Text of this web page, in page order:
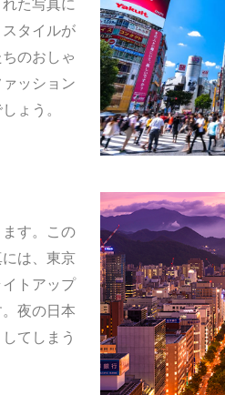
た写真に
タイルが
のおしゃ
ッション
ょう。
す。この
は、東京
トアップ
夜の日本
てしまう